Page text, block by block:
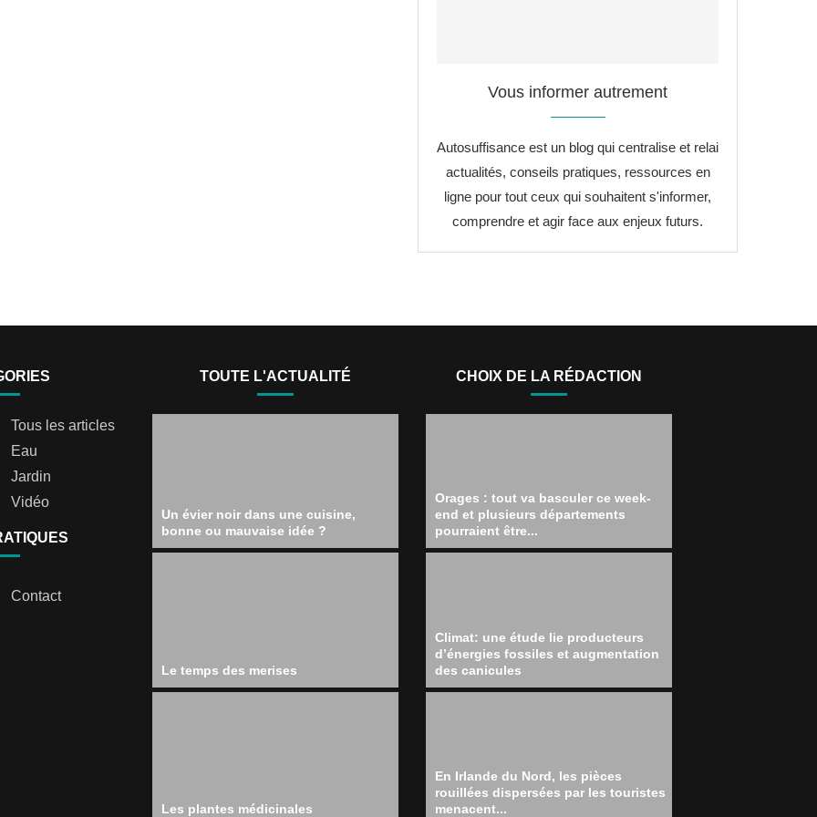
Vous informer autrement
Autosuffisance est un blog qui centralise et relai
actualités, conseils pratiques, ressources en
ligne pour tout ceux qui souhaitent s'informer,
comprendre et agir face aux enjeux futurs.
Tous les articles
Eau
Jardin
Vidéo
Contact
TOUTE L'ACTUALITÉ
Un évier noir dans une cuisine,
bonne ou mauvaise idée ?
Le temps des merises
Les plantes médicinales
CHOIX DE LA RÉDACTION
Orages : tout va basculer ce week-
end et plusieurs départements
pourraient être...
Climat: une étude lie producteurs
d’énergies fossiles et augmentation
des canicules
En Irlande du Nord, les pièces
rouillées dispersées par les touristes
menacent...